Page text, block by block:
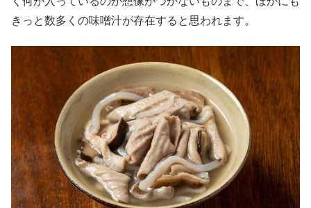
きっと数多くの味噌汁が存在すると思われます。